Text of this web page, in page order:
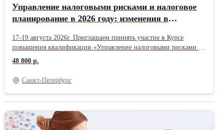
Управление налоговыми рисками и налоговое
планирование в 2026 году: изменения в
новые подходы к защите бизнеса.
17-19 августа 2026г. Приглашаем принять участие в Курсе
повышения квалификации «Управление налоговыми рисками и
налоговое планирование в 2026 году: изменения в
администрировании, ревизионные проверки и новые подходы к
защите бизнеса» Приглашаются: Главные бухгалтеры,
бухгалтеры, руководители и специалисты бухгалтерских служб.
Специалисты по налогообложению. Аудиторы, руководители
реформа 2026: НДС, налог на прибыль, налог на имущество,
УСН. НДФЛ, страховые взносы. Налоговая реформа 2026
48 800 р.
Санкт-Петербург